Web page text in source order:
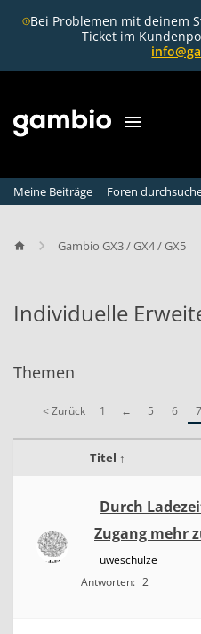
Bei Problemen mit deinem
Ticket im
Meine Beiträge Foren
Gambio GX3 / GX4 / GX5
Individuelle
n
d
d
Themen
< Zurück 1 ← 5 6 7
Titel ↑
Durch
Zugang mehr
uweschulze
Antworten: 2